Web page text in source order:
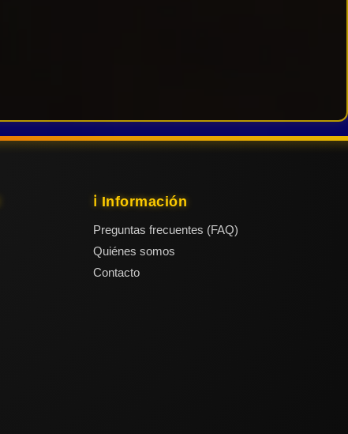
ℹ️ Información
Preguntas frecuentes (FAQ)
Quiénes somos
Contacto